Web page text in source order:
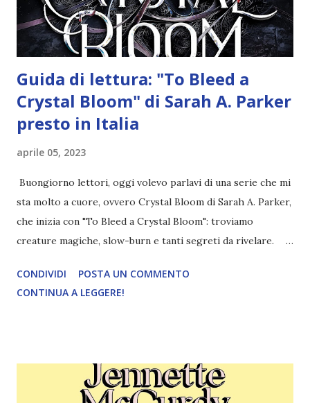
ritrova faccia a faccia con Hale, l’affascinante – e mol...
Guida di lettura: "To Bleed a
Crystal Bloom" di Sarah A. Parker
presto in Italia
aprile 05, 2023
Buongiorno lettori, oggi volevo parlavi di una serie che mi
sta molto a cuore, ovvero Crystal Bloom di Sarah A. Parker,
che inizia con "To Bleed a Crystal Bloom": troviamo
creature magiche, slow-burn e tanti segreti da rivelare.
To Bleed A Crystal Bloom Autrice: Sarah A. Parker Pagine:
486 Editore: Self Pubblicazione: 24 Luglio 2021 Trama
protetta di un High Master che sa troppo e dice troppo
poco, la mia vita è semplice, non lascio mai i confini di una
CONDIVIDI
POSTA UN COMMENTO
CONTINUA A LEGGERE!